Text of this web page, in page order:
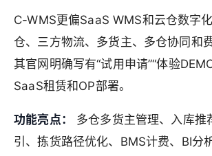
C-WMS更偏SaaS WMS和云仓数字
仓、三方物流、多货主、多仓协同和
其官网明确写有“试用申请”“体验
SaaS租赁和OP部署。
功能亮点：
多仓多货主管理、入库推
引、拣货路径优化、BMS计费、BI分